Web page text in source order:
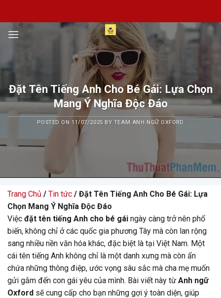
content
Đặt Tên Tiếng Anh Cho Bé Gái: Lựa Chọn
Mang Ý Nghĩa Độc Đáo
POSTED ON 11/07/2025 BY TEAM ANH NGỮ OXFORD
Trang Chủ / Tin tức / Đặt Tên Tiếng Anh Cho Bé Gái: Lựa
Chọn Mang Ý Nghĩa Độc Đáo
Việc đặt tên tiếng Anh cho bé gái ngày càng trở nên phổ
biến, không chỉ ở các quốc gia phương Tây mà còn lan rộng
sang nhiều nền văn hóa khác, đặc biệt là tại Việt Nam. Một
cái tên tiếng Anh không chỉ là một danh xưng mà còn ẩn
chứa những thông điệp, ước vọng sâu sắc mà cha mẹ muốn
gửi gắm đến con gái yêu của mình. Bài viết này từ Anh ngữ
Oxford sẽ cung cấp cho bạn những gợi ý toàn diện, giúp